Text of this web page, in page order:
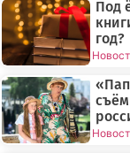
Под
год?